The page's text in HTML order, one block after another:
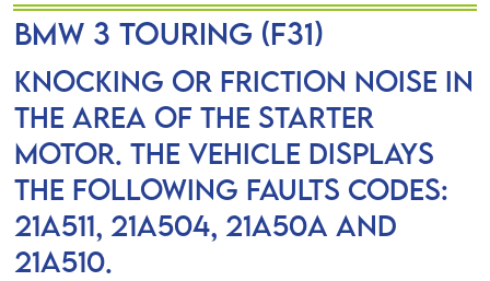
BMW 3 Touring (F31)
Knocking or friction noise in
the area of the starter
motor. The vehicle displays
the following faults codes:
21A511, 21A504, 21A50A and
21A510.